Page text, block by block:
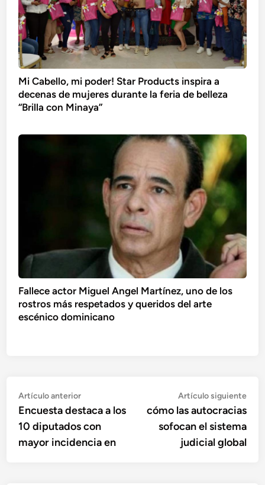
Mi Cabello, mi poder! Star Products inspira a
decenas de mujeres durante la feria de belleza
“Brilla con Minaya”
Fallece actor Miguel Angel Martínez, uno de los
rostros más respetados y queridos del arte
escénico dominicano
Navegación
de
entradas
Artículo anteriorArtículo
anterior:
Encuesta destaca a los
10 diputados con
mayor incidencia en
Artículo siguiente
cómo las autocracias
sofocan el sistema
judicial global